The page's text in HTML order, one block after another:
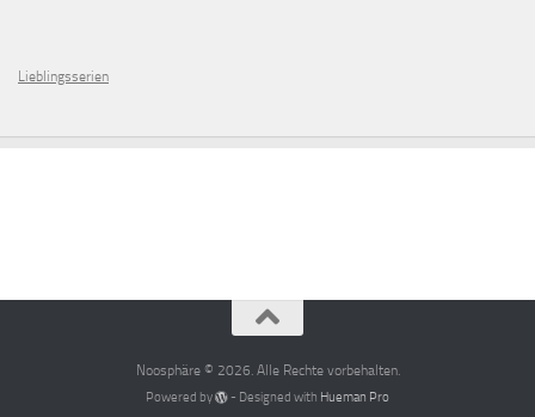
Lieblingsserien
Noosphäre © 2026. Alle Rechte vorbehalten.
Powered by - Designed with Hueman Pro